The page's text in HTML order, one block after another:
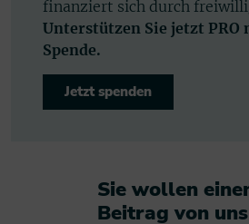
finanziert sich durch
Unterstützen Sie jetzt
Spende.
Jetzt spenden
Sie wollen
Beitrag von uns